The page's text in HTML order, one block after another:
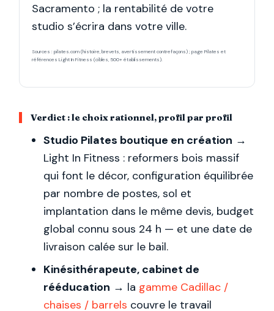
Sacramento ; la rentabilité de votre
studio s’écrira dans votre ville.
Sources : pilates.com (histoire, brevets, avertissement contrefaçons) ; page Pilates et
références Light In Fitness (cibles, 500+ établissements).
Verdict : le choix rationnel, profil par profil
Studio Pilates boutique en création →
Light In Fitness : reformers bois massif
qui font le décor, configuration équilibrée
par nombre de postes, sol et
implantation dans le même devis, budget
global connu sous 24 h — et une date de
livraison calée sur le bail.
Kinésithérapeute, cabinet de
rééducation → la gamme Cadillac /
chaises / barrels couvre le travail